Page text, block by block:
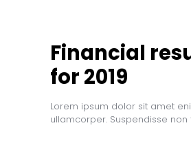
Financial
for 2019
Lorem ipsum dolor sit amet
ullamcorper. Suspendisse non